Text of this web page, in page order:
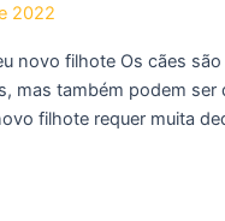
2022
novo filhote Os cães
mas também podem ser
filhote requer muita